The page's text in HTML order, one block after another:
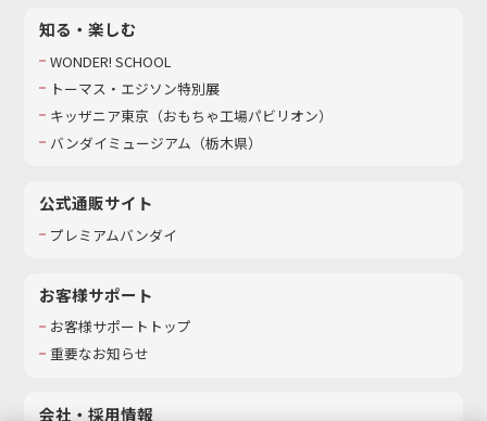
知る・楽しむ
WONDER! SCHOOL
トーマス・エジソン特別展
キッザニア東京（おもちゃ工場パビリオン）​
バンダイミュージアム（栃木県）
公式通販サイト
プレミアムバンダイ
お客様サポート
お客様サポートトップ
重要なお知らせ
会社・採用情報